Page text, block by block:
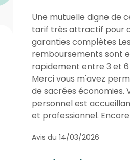
Une mutuelle digne de
tarif très attractif pour
garanties complètes Les
remboursements sont
rapidement entre 3 et 6
Merci vous m'avez
de sacrées économies.
personnel est
et professionnel.
Avis du 14/03/2026